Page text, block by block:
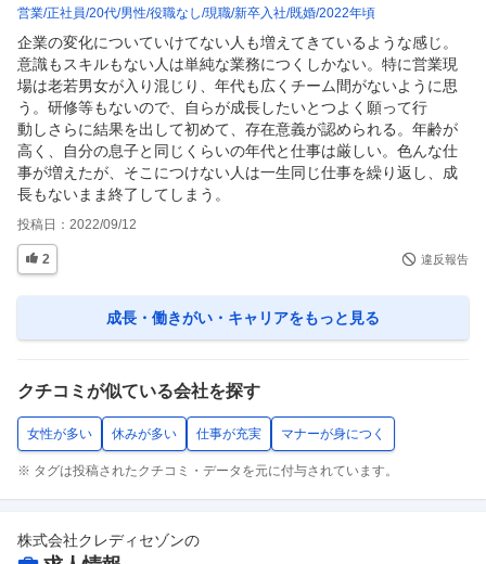
営業 正社員 20代 男性 役職なし 現職 新卒入社 既婚 2022年頃
企業の変化についていけてない人も増えてきているような感じ。
意識もスキルもない人は単純な業務につくしかない。特に営業現
場は老若男女が入り混じり、年代も広くチーム間がないように思
う。研修等もないので、自らが成長したいとつよく願って行
動しさらに結果を出して初めて、存在意義が認められる。年齢が
高く、自分の息子と同じくらいの年代と仕事は厳しい。色んな仕
事が増えたが、そこにつけない人は一生同じ仕事を繰り返し、成
長もないまま終了してしまう。
投稿日： 2022/09/12
2 違反報告
成長・働きがい・キャリアをもっと見る
クチコミが似ている会社を探す
女性が多い 休みが多い 仕事が充実 マナーが身につく
※ タグは投稿されたクチコミ・データを元に付与されています。
株式会社クレディセゾンの